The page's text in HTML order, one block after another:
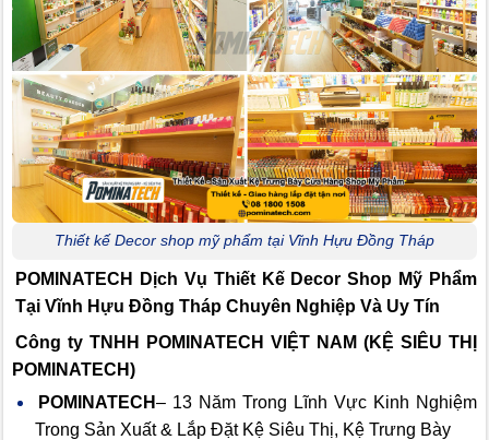
Thiết kế Decor shop mỹ phẩm tại Vĩnh Hựu Đồng Tháp
POMINATECH Dịch Vụ Thiết Kế Decor Shop Mỹ Phẩm
Tại Vĩnh Hựu Đồng Tháp Chuyên Nghiệp Và Uy Tín
Công ty TNHH POMINATECH VIỆT NAM (KỆ SIÊU THỊ
POMINATECH)
POMINATECH– 13 Năm Trong Lĩnh Vực Kinh Nghiệm
Trong Sản Xuất & Lắp Đặt Kệ Siêu Thị, Kệ Trưng Bày